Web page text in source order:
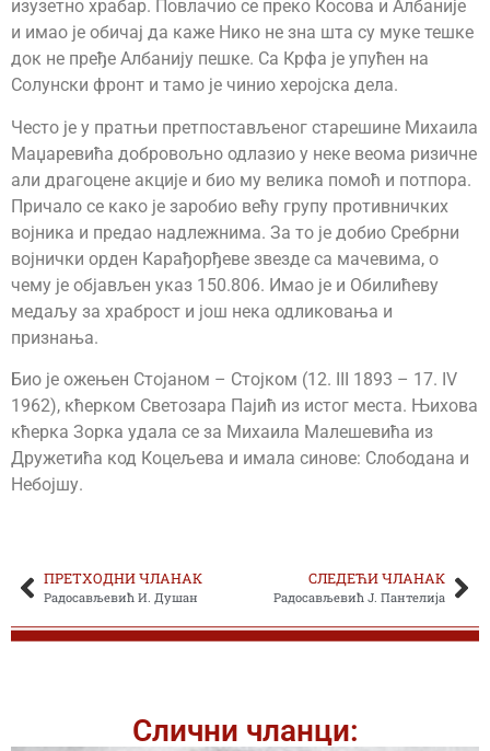
изузетно храбар. Повлачио се преко Косова и Албаније
и имао је обичај да каже Нико не зна шта су муке тешке
док не пређе Албанију пешке. Са Крфа је упућен на
Солунски фронт и тамо је чинио херојска дела.
Често је у пратњи претпостављеног старешине Михаила
Маџаревића добровољно одлазио у неке веома ризичне
али драгоцене акције и био му велика помоћ и потпора.
Причало се како је заробио већу групу противничких
војника и предао надлежнима. За то је добио Сребрни
војнички орден Карађорђеве звезде са мачевима, о
чему је објављен указ 150.806. Имао је и Обилићеву
медаљу за храброст и још нека одликовања и
признања.
Био је ожењен Стојаном – Стојком (12. III 1893 – 17. IV
1962), кћерком Светозара Пајић из истог места. Њихова
кћерка Зорка удала се за Михаила Малешевића из
Дружетића код Коцељева и имала синове: Слободана и
Небојшу.
ПРЕТХОДНИ ЧЛАНАК
Радосављевић И. Душан
СЛЕДЕЋИ ЧЛАНАК
Радосављевић Ј. Пантелија
Слични чланци: